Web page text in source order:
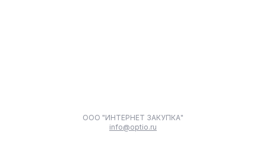
ООО "ИНТЕРНЕТ ЗАКУПКА"
info@optio.ru